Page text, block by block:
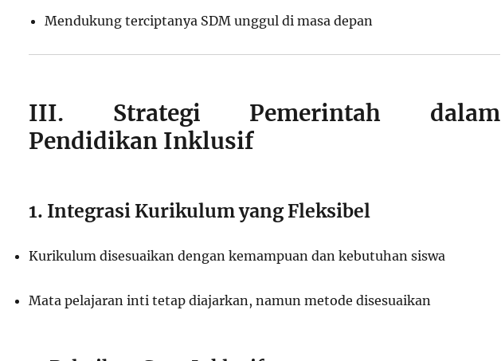
Mendukung terciptanya SDM unggul di masa depan
III. Strategi Pemerintah dalam
Pendidikan Inklusif
1. Integrasi Kurikulum yang Fleksibel
Kurikulum disesuaikan dengan kemampuan dan kebutuhan siswa
Mata pelajaran inti tetap diajarkan, namun metode disesuaikan